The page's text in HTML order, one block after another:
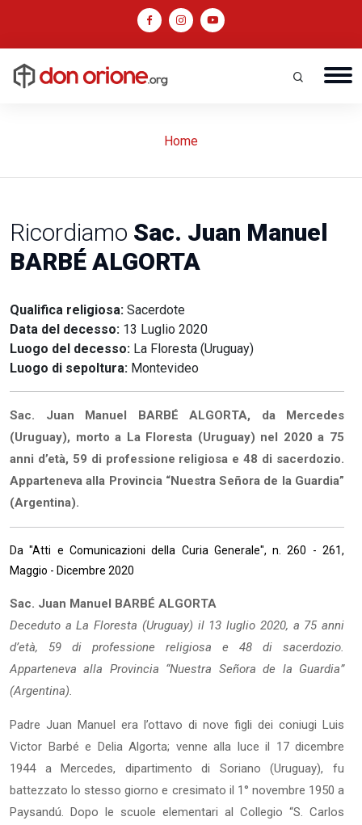
Home
Ricordiamo Sac. Juan Manuel
BARBÉ ALGORTA
Qualifica religiosa: Sacerdote
Data del decesso: 13 Luglio 2020
Luogo del decesso: La Floresta (Uruguay)
Luogo di sepoltura: Montevideo
Sac. Juan Manuel BARBÉ ALGORTA, da Mercedes
(Uruguay), morto a La Floresta (Uruguay) nel 2020 a 75
anni d’età, 59 di professione religiosa e 48 di sacerdozio.
Apparteneva alla Provincia “Nuestra Señora de la Guardia”
(Argentina).
Da "Atti e Comunicazioni della Curia Generale", n. 260 - 261,
Maggio - Dicembre 2020
Sac. Juan Manuel BARBÉ ALGORTA
Deceduto a La Floresta (Uruguay) il 13 luglio 2020, a 75 anni
d’età, 59 di professione religiosa e 48 di sacerdozio.
Apparteneva alla Provincia “Nuestra Señora de la Guardia”
(Argentina).
Padre Juan Manuel era l’ottavo di nove figli dei coniugi Luis
Victor Barbé e Delia Algorta; venne alla luce il 17 dicembre
1944 a Mercedes, dipartimento di Soriano (Uruguay), fu
battezzato lo stesso giorno e cresimato il 1° novembre 1950 a
Paysandú. Dopo le scuole elementari al Collegio “S. Carlos